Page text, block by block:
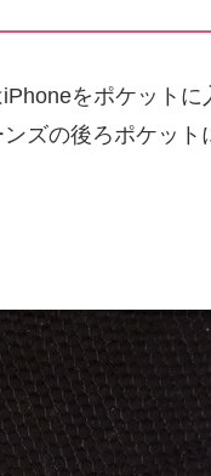
をポケット
ズの後ろポケッ